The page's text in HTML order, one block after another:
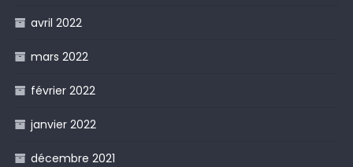
avril 2022
mars 2022
février 2022
janvier 2022
décembre 2021